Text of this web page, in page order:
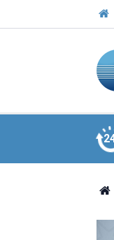
Kanun Teklifi